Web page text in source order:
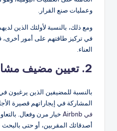
وعمليات صنع القرار.
ومع ذلك، بالنسبة لأولئك الذين
في تركيز طاقتهم على أمور أخرى،
العناء.
2. تعيين مضيف مشارك
بالنسبة للمضيفين الذين
المشاركة في إيجاراتهم قصيرة
في Airbnb
خيار مرن وفعال.
أصدقائك المقربين، أو حتى